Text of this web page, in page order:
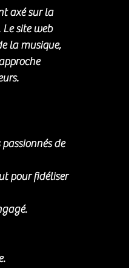
axé sur la
site web
la musique,
de
pour fidéliser